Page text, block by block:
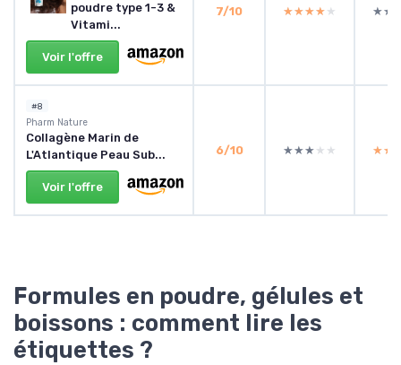
poudre type 1-3 &
Vitami...
Voir l'offre
7/10 ★★★★★
★★★★★
#8
Pharm Nature
Collagène Marin de
L'Atlantique Peau Sub...
Voir l'offre
6/10 ★★★★★
★★★★★
Formules en poudre, gélules et
boissons : comment lire les
étiquettes ?